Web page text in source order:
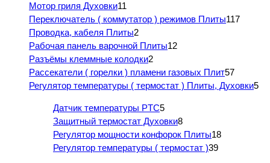
Мотор гриля Духовки11
Переключатель ( коммутатор ) режимов Плиты117
Проводка, кабеля Плиты2
Рабочая панель варочной Плиты12
Разъёмы клеммные колодки2
Рассекатели ( горелки ) пламени газовых Плит57
Регулятор температуры ( термостат ) Плиты, Духовки5
Датчик температуры PTC5
Защитный термостат Духовки8
Регулятор мощности конфорок Плиты18
Регулятор температуры ( термостат )39